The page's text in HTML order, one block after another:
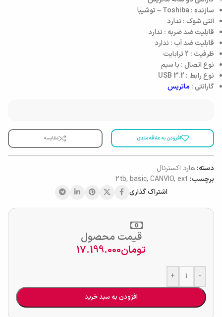
سازنده : Toshiba – توشیبا
آنتی شوک : ندارد
قابلیت ضد ضربه : ندارد
قابلیت ضد آب : ندارد
ظرفیت : 2 ترابایت
نوع اتصال : با سیم
نوع رابط : USB 3.2
گارانتی :ماتریس
افزودن به علاقه مندی مقایسه
دسته: هارد اکسترنال
برچسب:
2tb, basic, CANVIO, ext
اشتراک گذاری
قیمت محصول
تومان17.199.000
-
+
افزودن به سبد خرید